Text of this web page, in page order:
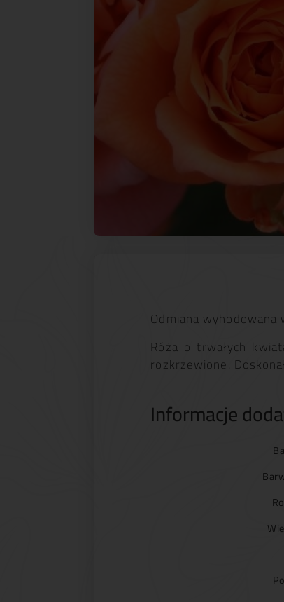
Odmiana
Róża o trwałych
rozkrzewione.
Informacje